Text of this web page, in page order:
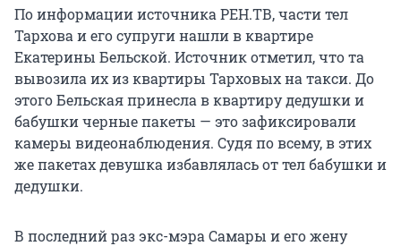
По информации источника РЕН.ТВ, части тел
Тархова и его супруги нашли в квартире
Екатерины Бельской. Источник отметил, что та
вывозила их из квартиры Тарховых на такси. До
этого Бельская принесла в квартиру дедушки и
бабушки черные пакеты — это зафиксировали
камеры видеонаблюдения. Судя по всему, в этих
же пакетах девушка избавлялась от тел бабушки и
дедушки.
В последний раз экс-мэра Самары и его жену